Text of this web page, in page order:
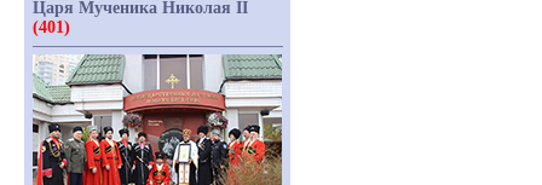
Царя Мученика Николая II
(401)